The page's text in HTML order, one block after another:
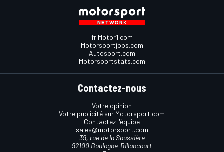
fr.Motor1.com
Motorsportjobs.com
Autosport.com
Motorsportstats.com
Contactez-nous
Votre opinion
Votre publicité sur Motorsport.com
Contactez l'équipe
sales@motorsport.com
39, rue de la Saussière
92100 Boulogne-Billancourt